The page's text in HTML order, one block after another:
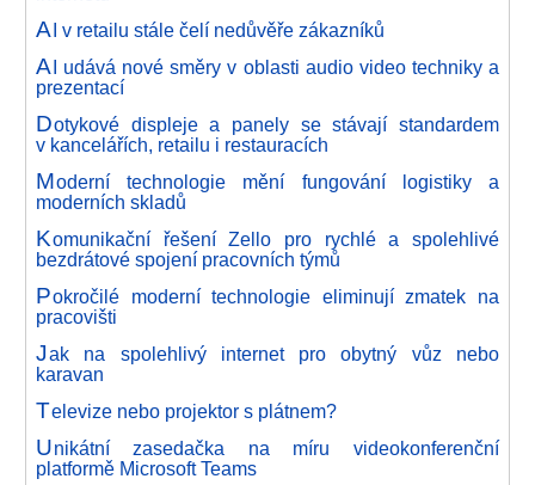
A I v retailu stále čelí nedůvěře zákazníků
A I udává nové směry v oblasti audio video techniky a
prezentací
Dotykové displeje a panely se stávají standardem
v kancelářích, retailu i restauracích
Moderní technologie mění fungování logistiky a
moderních skladů
Komunikační řešení Zello pro rychlé a spolehlivé
bezdrátové spojení pracovních týmů
Pokročilé moderní technologie eliminují zmatek na
pracovišti
Jak na spolehlivý internet pro obytný vůz nebo
karavan
Televize nebo projektor s plátnem?
Unikátní zasedačka na míru videokonferenční
platformě Microsoft Teams